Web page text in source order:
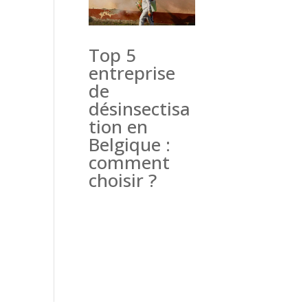
Top 5
entreprise
de
désinsectisa
tion en
Belgique :
comment
choisir ?